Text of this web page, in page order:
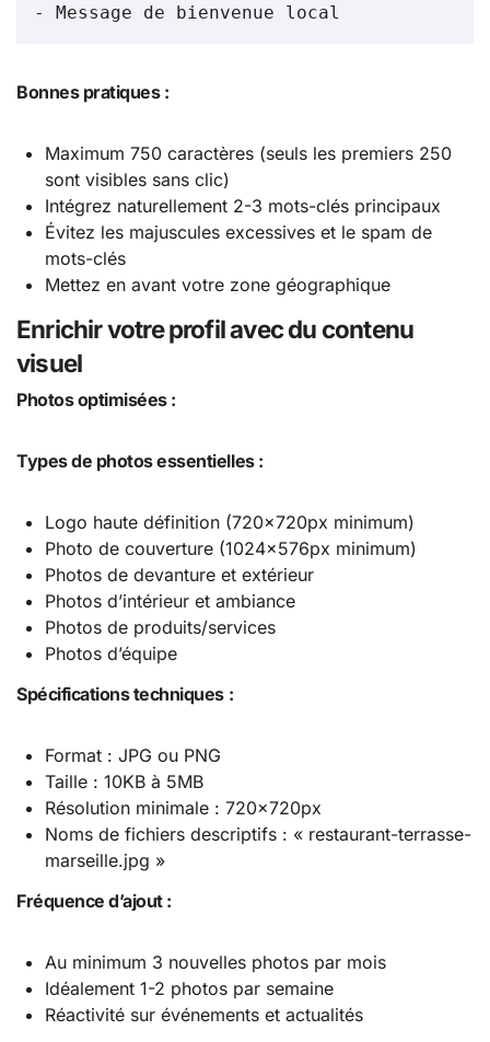
- Message de bienvenue local
Bonnes pratiques :
Maximum 750 caractères (seuls les premiers 250
sont visibles sans clic)
Intégrez naturellement 2-3 mots-clés principaux
Évitez les majuscules excessives et le spam de
mots-clés
Mettez en avant votre zone géographique
Enrichir votre profil avec du contenu
visuel
Photos optimisées :
Types de photos essentielles :
Logo haute définition (720x720px minimum)
Photo de couverture (1024x576px minimum)
Photos de devanture et extérieur
Photos d’intérieur et ambiance
Photos de produits/services
Photos d’équipe
Spécifications techniques :
Format : JPG ou PNG
Taille : 10KB à 5MB
Résolution minimale : 720x720px
Noms de fichiers descriptifs : « restaurant-terrasse-
marseille.jpg »
Fréquence d’ajout :
Au minimum 3 nouvelles photos par mois
Idéalement 1-2 photos par semaine
Réactivité sur événements et actualités